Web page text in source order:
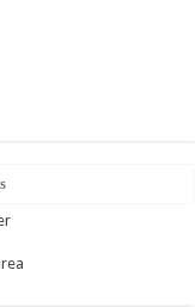
Pembelajaran Bahasa